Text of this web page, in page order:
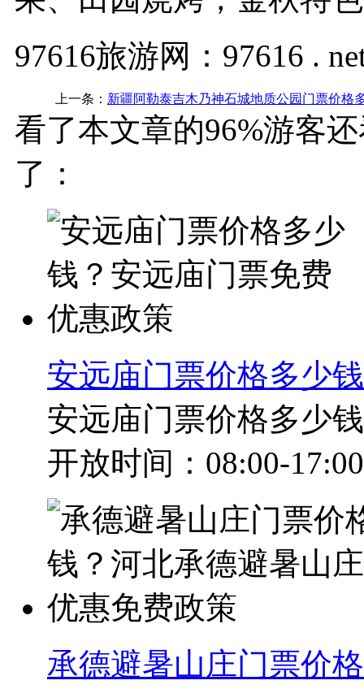
97616旅游网：97616 .
上一条： 新疆阿勒泰吉木乃神石城地质公园门票价格
看了本文章的96%游客
了：
安远庙门票价格多少
安远庙门票价格多少
开放时间：08:00-
承德避暑山庄门票价